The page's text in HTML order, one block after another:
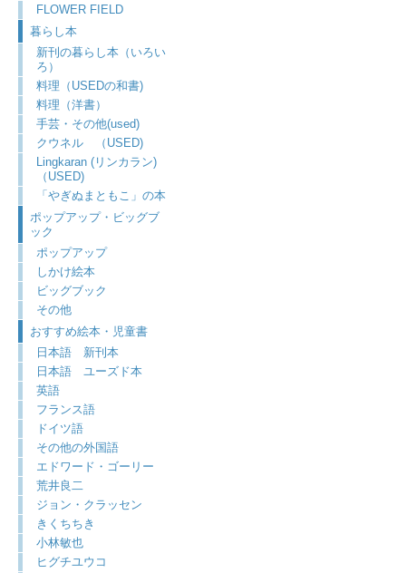
FLOWER FIELD
暮らし本
新刊の暮らし本（いろい
ろ）
料理（USEDの和書)
料理（洋書）
手芸・その他(used)
クウネル （USED)
Lingkaran (リンカラン)
（USED)
「やぎぬまともこ」の本
ポップアップ・ビッグブ
ック
ポップアップ
しかけ絵本
ビッグブック
その他
おすすめ絵本・児童書
日本語 新刊本
日本語 ユーズド本
英語
フランス語
ドイツ語
その他の外国語
エドワード・ゴーリー
荒井良二
ジョン・クラッセン
きくちちき
小林敏也
ヒグチユウコ